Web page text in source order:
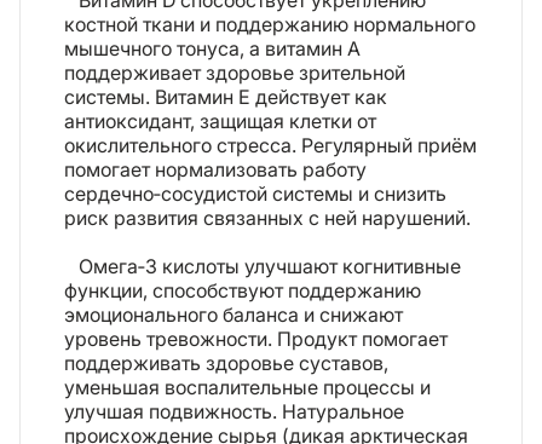
костной ткани и поддержанию нормального
мышечного тонуса, а витамин A
поддерживает здоровье зрительной
системы. Витамин E действует как
антиоксидант, защищая клетки от
окислительного стресса. Регулярный приём
помогает нормализовать работу
сердечно‑сосудистой системы и снизить
риск развития связанных с ней нарушений.
Омега‑3 кислоты улучшают когнитивные
функции, способствуют поддержанию
эмоционального баланса и снижают
уровень тревожности. Продукт помогает
поддерживать здоровье суставов,
уменьшая воспалительные процессы и
улучшая подвижность. Натуральное
происхождение сырья (дикая арктическая